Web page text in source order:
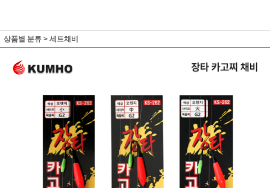
상품별 분류 > 세트채비